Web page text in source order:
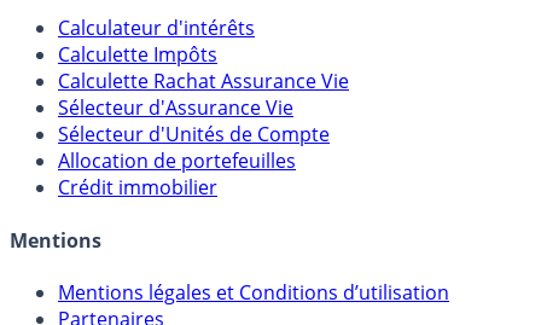
Outils
Calculateur d'intérêts
Calculette Impôts
Calculette Rachat Assurance Vie
Sélecteur d'Assurance Vie
Sélecteur d'Unités de Compte
Crédit immobilier
Mentions